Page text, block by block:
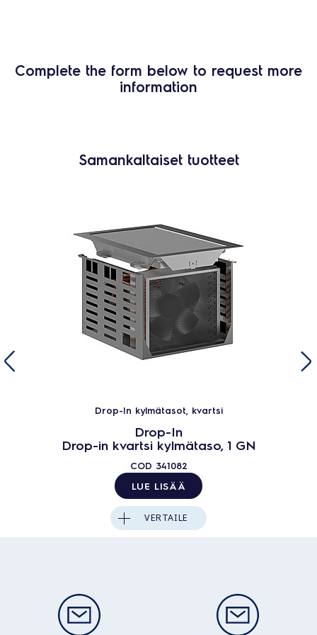
Complete the form below to request more
information
Samankaltaiset tuotteet
Drop-In kylmätasot, kvartsi
Drop-In
Drop-in kvartsi kylmätaso, 1 GN
COD 341082
LUE LISÄÄ
VERTAILE